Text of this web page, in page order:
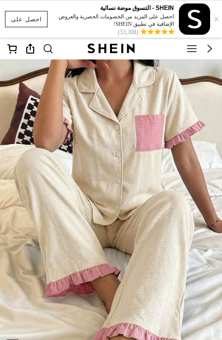
احصل على ×
SHEIN - التسوق موضة نسائية
احصل على المزيد من الخصومات الحصرية والعروض
الإضافية في تطبيق SHEIN!
(53,308)